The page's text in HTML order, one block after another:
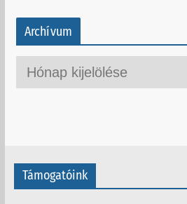
Archívum
r
Támogatóink